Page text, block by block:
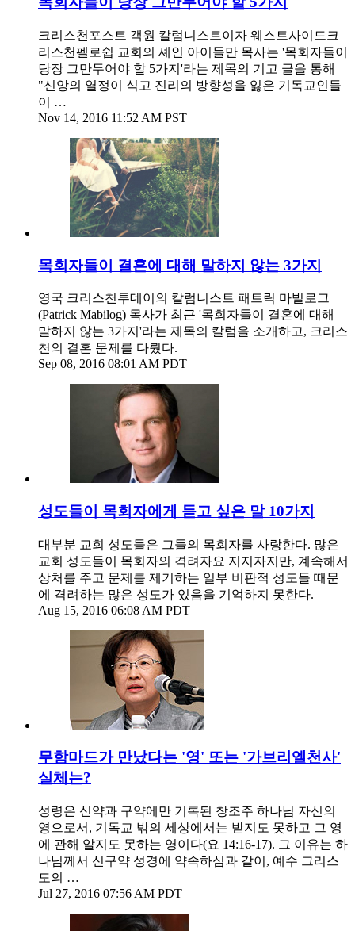
크리스천포스트 객원 칼럼니스트이자 웨스트사이드크
리스천펠로쉽 교회의 셰인 아이들만 목사는 '목회자들이
당장 그만두어야 할 5가지'라는 제목의 기고 글을 통해
"신앙의 열정이 식고 진리의 방향성을 잃은 기독교인들
이 …
Nov 14, 2016 11:52 AM PST
목회자들이 결혼에 대해 말하지 않는 3가지
영국 크리스천투데이의 칼럼니스트 패트릭 마빌로그
(Patrick Mabilog) 목사가 최근 '목회자들이 결혼에 대해
말하지 않는 3가지'라는 제목의 칼럼을 소개하고, 크리스
천의 결혼 문제를 다뤘다.
Sep 08, 2016 08:01 AM PDT
성도들이 목회자에게 듣고 싶은 말 10가지
대부분 교회 성도들은 그들의 목회자를 사랑한다. 많은
교회 성도들이 목회자의 격려자요 지지자지만, 계속해서
상처를 주고 문제를 제기하는 일부 비판적 성도들 때문
에 격려하는 많은 성도가 있음을 기억하지 못한다.
Aug 15, 2016 06:08 AM PDT
무함마드가 만났다는 '영' 또는 '가브리엘천사'
실체는?
성령은 신약과 구약에만 기록된 창조주 하나님 자신의
영으로서, 기독교 밖의 세상에서는 받지도 못하고 그 영
에 관해 알지도 못하는 영이다(요 14:16-17). 그 이유는 하
나님께서 신구약 성경에 약속하심과 같이, 예수 그리스
도의 …
Jul 27, 2016 07:56 AM PDT